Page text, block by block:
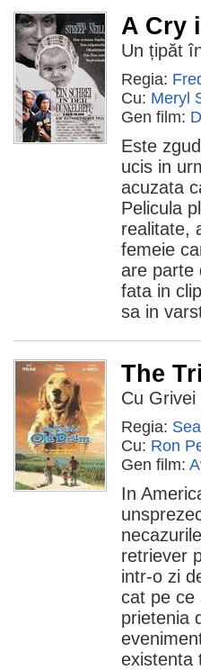
A Cry
Un țipăt
Regia:
Cu: Meryl
Gen film:
Este
ucis in
acuzata
Pelicula
realitate,
femeie
are parte
fata in
sa in
The
Cu Grivei
Regia:
Cu: Ron
Gen film:
In
retriever
intr-o zi
cat pe ce
prietenia
existenta